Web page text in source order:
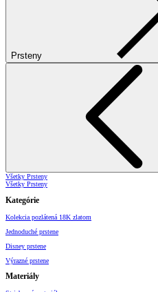
Prsteny
Všetky Prsteny
Všetky Prsteny
Kategórie
Kolekcia pozlátená 18K zlatom
Jednoduché prstene
Disney prstene
Výrazné prstene
Materiály